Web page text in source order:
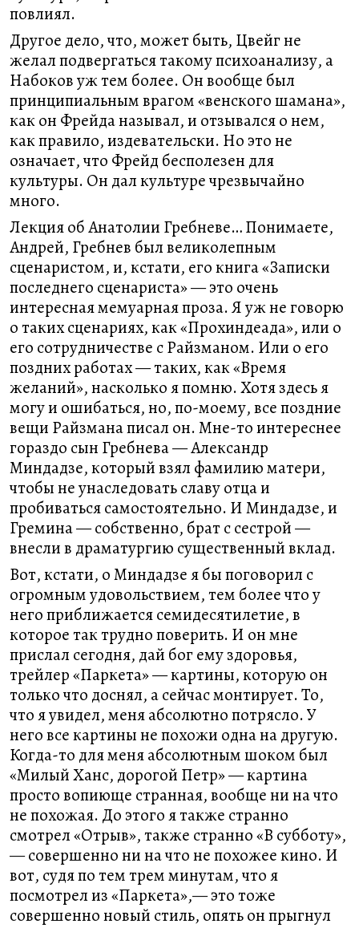
повлиял.
Другое дело, что, может быть, Цвейг не
желал подвергаться такому психоанализу, а
Набоков уж тем более. Он вообще был
принципиальным врагом «венского шамана»,
как он Фрейда называл, и отзывался о нем,
как правило, издевательски. Но это не
означает, что Фрейд бесполезен для
культуры. Он дал культуре чрезвычайно
много.
Лекция об Анатолии Гребневе… Понимаете,
Андрей, Гребнев был великолепным
сценаристом, и, кстати, его книга «Записки
последнего сценариста» — это очень
интересная мемуарная проза. Я уж не говорю
о таких сценариях, как «Прохиндеада», или о
его сотрудничестве с Райзманом. Или о его
поздних работах — таких, как «Время
желаний», насколько я помню. Хотя здесь я
могу и ошибаться, но, по-моему, все поздние
вещи Райзмана писал он. Мне-то интереснее
гораздо сын Гребнева — Александр
Миндадзе, который взял фамилию матери,
чтобы не унаследовать славу отца и
пробиваться самостоятельно. И Миндадзе, и
Гремина — собственно, брат с сестрой —
внесли в драматургию существенный вклад.
Вот, кстати, о Миндадзе я бы поговорил с
огромным удовольствием, тем более что у
него приближается семидесятилетие, в
которое так трудно поверить. И он мне
прислал сегодня, дай бог ему здоровья,
трейлер «Паркета» — картины, которую он
только что доснял, а сейчас монтирует. То,
что я увидел, меня абсолютно потрясло. У
него все картины не похожи одна на другую.
Когда-то для меня абсолютным шоком был
«Милый Ханс, дорогой Петр» — картина
просто вопиюще странная, вообще ни на что
не похожая. До этого я также странно
смотрел «Отрыв», также странно «В субботу»,
— совершенно ни на что не похожее кино. И
вот, судя по тем трем минутам, что я
посмотрел из «Паркета»,— это тоже
совершенно новый стиль, опять он прыгнул